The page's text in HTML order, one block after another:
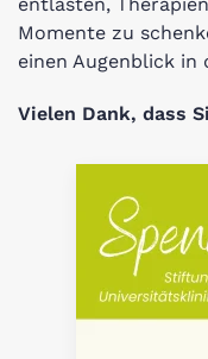
Momente zu
einen Augenblick
Vielen Dank, dass